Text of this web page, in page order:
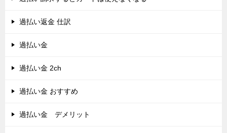
過払い返金 仕訳
過払い金
過払い金 2ch
過払い金 おすすめ
過払い金 デメリット